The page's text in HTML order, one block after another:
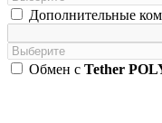
Дополнительные
Обмен с Tether